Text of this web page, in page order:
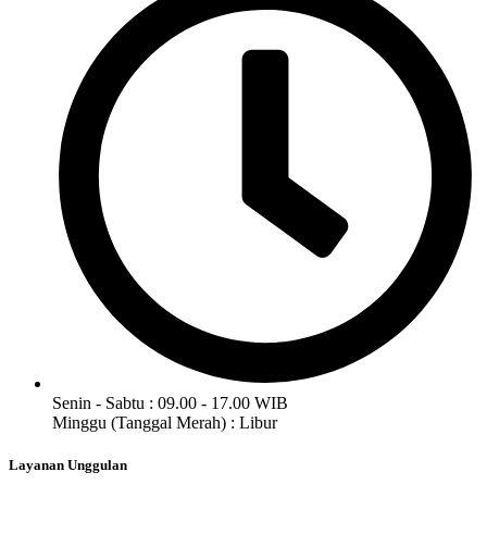
Senin - Sabtu : 09.00 - 17.00 WIB
Minggu (Tanggal Merah) : Libur
Layanan Unggulan